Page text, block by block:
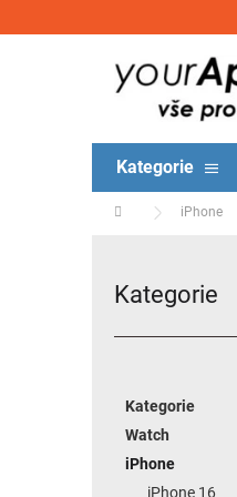
Kategorie
Domů iPhone
Přeskočit kategorie
Kategorie
Kategorie
Watch
iPhone
iPhone 16